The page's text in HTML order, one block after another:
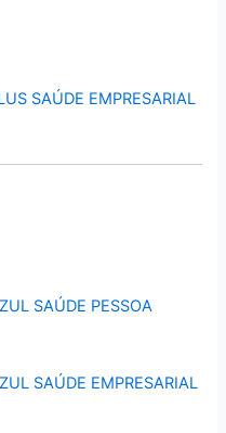
SAÚDE EMPRESARIAL
SAÚDE PESSOA
SAÚDE EMPRESARIAL